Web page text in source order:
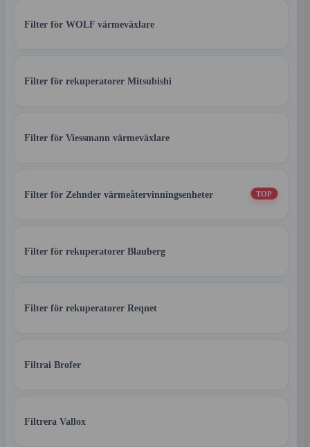
Filter för WOLF värmeväxlare
Filter för rekuperatorer Mitsubishi
Filter för Viessmann värmeväxlare
Filter för Zehnder värmeåtervinningsenheter TOP
Filter för rekuperatorer Blauberg
Filter för rekuperatorer Reqnet
Filtrai Brofer
Filtrera Vallox